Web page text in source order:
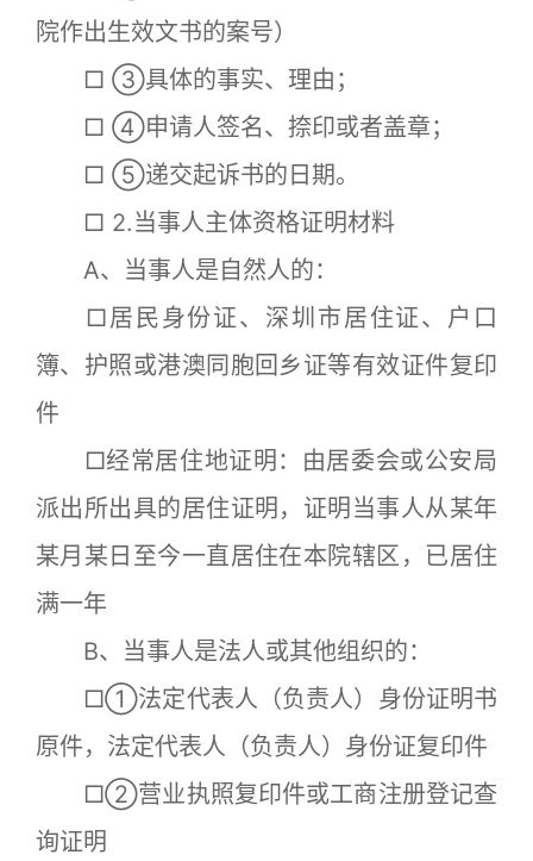
院作出生效文书的案号）
□ ③具体的事实、理由；
□ ④申请人签名、捺印或者盖章；
□ ⑤递交起诉书的日期。
□ 2.当事人主体资格证明材料
A、当事人是自然人的：
□居民身份证、深圳市居住证、户口
簿、护照或港澳同胞回乡证等有效证件复印
件
□经常居住地证明：由居委会或公安局
派出所出具的居住证明，证明当事人从某年
某月某日至今一直居住在本院辖区，已居住
满一年
B、当事人是法人或其他组织的：
□①法定代表人（负责人）身份证明书
原件，法定代表人（负责人）身份证复印件
□②营业执照复印件或工商注册登记查
询证明